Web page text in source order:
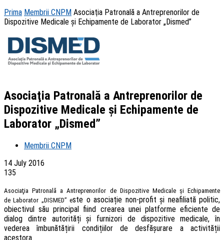
Prima Membrii CNPM Asociaţia Patronală a Antreprenorilor de
Dispozitive Medicale şi Echipamente de Laborator „Dismed”
Asociaţia Patronală a Antreprenorilor de
Dispozitive Medicale şi Echipamente de
Laborator „Dismed”
Membrii CNPM
14 July 2016
135
Asociaţia Patronală a Antreprenorilor de Dispozitive Medicale şi Echipamente
de Laborator „DISMED” este o asociație non-profit și neafiliată politic,
obiectivul său principal fiind crearea unei platforme eficiente de
dialog dintre autorități și furnizori de dispozitive medicale, în
vederea îmbunătățirii condițiilor de desfășurare a activității
acestora.